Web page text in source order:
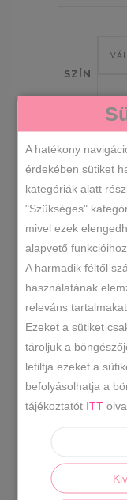
SZÍN
dupla
több
SKU
KATEGÓRIÁK
CÍMKÉK
Divatos
szintetikus
A hatékony
érdekében sütiket
kategóriák alatt
"Szükséges"
mivel ezek
alapvető funkcióihoz.
A harmadik féltől
használatának
releváns
Ezeket a sütiket
tároljuk a
letiltja ezeket a
befolyásolhatja a
tájékoztatót ITT